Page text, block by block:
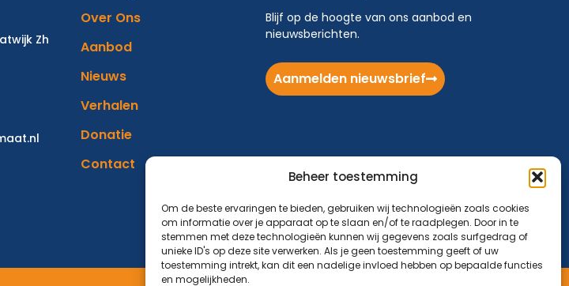
Beheer toestemming
Om de beste ervaringen te bieden, gebruiken wij technologieën zoals cookies
om informatie over je apparaat op te slaan en/of te raadplegen. Door in te
stemmen met deze technologieën kunnen wij gegevens zoals surfgedrag of
unieke ID's op deze site verwerken. Als je geen toestemming geeft of uw
toestemming intrekt, kan dit een nadelige invloed hebben op bepaalde functies
en mogelijkheden.
Zh
Over Ons
Aanbod
Nieuws
Verhalen
Donatie
Contact
Blijf op de hoogte van ons aanbod en
nieuwsberichten.
Aanmelden nieuwsbrief